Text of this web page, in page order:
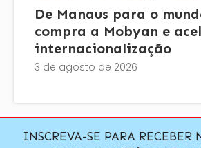
De Manaus para o
compra a Mobyan e
internacionalização
3 de agosto de 2026
INSCREVA-SE PARA